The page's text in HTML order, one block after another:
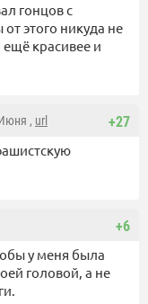
гонцов с
этого никуда не
красивее и
+27
, url
+6
у меня была
головой, а не